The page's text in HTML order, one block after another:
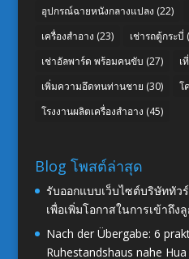
อุปกรณ์ฉายหนังกลางแปลง (22)
เครื่องสำอาง (23) เช่ารถตู้กระบี่
เช่าอัลพาร์ด พร้อมคนขับ (27) เ
เพิ่มความอึดทนท่านชาย (30) โ
โรงงานผลิตเครื่องสำอาง (45)
Blog โพสต์ล่าสุด
รับออกแบบเว็บไซต์บริษัททัว
เพื่อเพิ่มโอกาสในการเข้าถึง
Nach der Übergabe: 6
Ruhestandshaus nahe Hua